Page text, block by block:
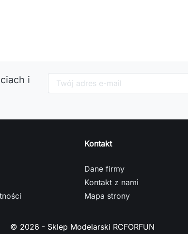
i
Kontakt
Dane firmy
Kontakt z nami
Mapa strony
© 2026 - Sklep Modelarski RCFORFUN